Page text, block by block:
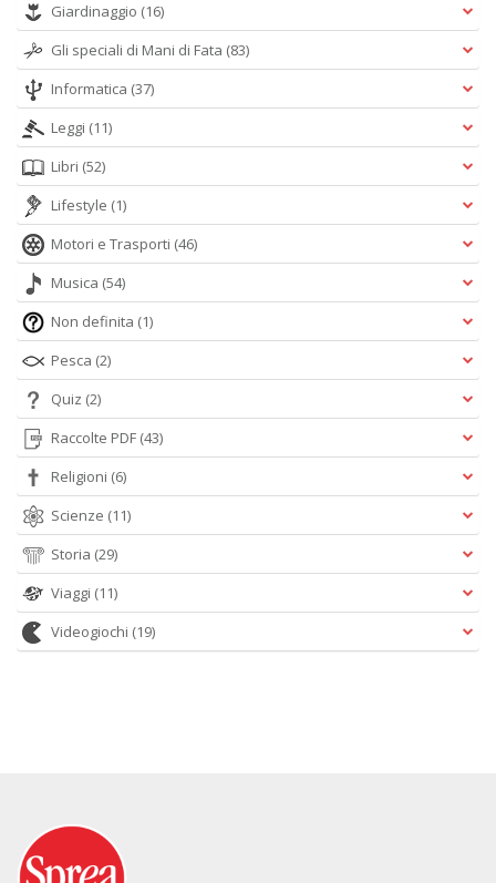
Giardinaggio (16)
Gli speciali di Mani di Fata (83)
Informatica (37)
Leggi (11)
Libri (52)
Lifestyle (1)
Motori e Trasporti (46)
Musica (54)
Non definita (1)
Pesca (2)
Quiz (2)
Raccolte PDF (43)
Religioni (6)
Scienze (11)
Storia (29)
Viaggi (11)
Videogiochi (19)